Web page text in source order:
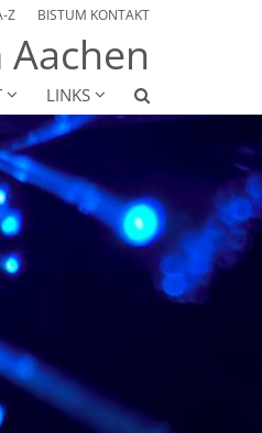
Z BISTUM KONTAKT
LINKS